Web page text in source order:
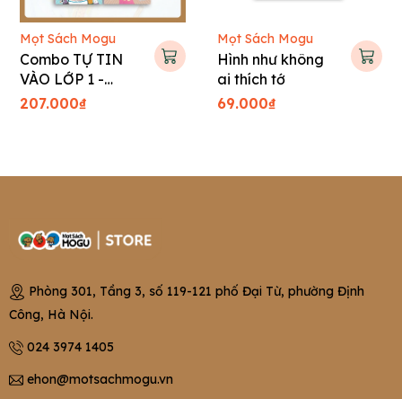
Mọt Sách Mogu
Combo TỰ TIN
VÀO LỚP 1 -
Tranh truyện Hàn
207.000₫
Mọt Sách Mogu
Hình như không
ai thích tớ
69.000₫
Phòng 301, Tầng 3, số 119-121 phố Đại Từ, phường Định
Công, Hà Nội.
024 3974 1405
ehon@motsachmogu.vn